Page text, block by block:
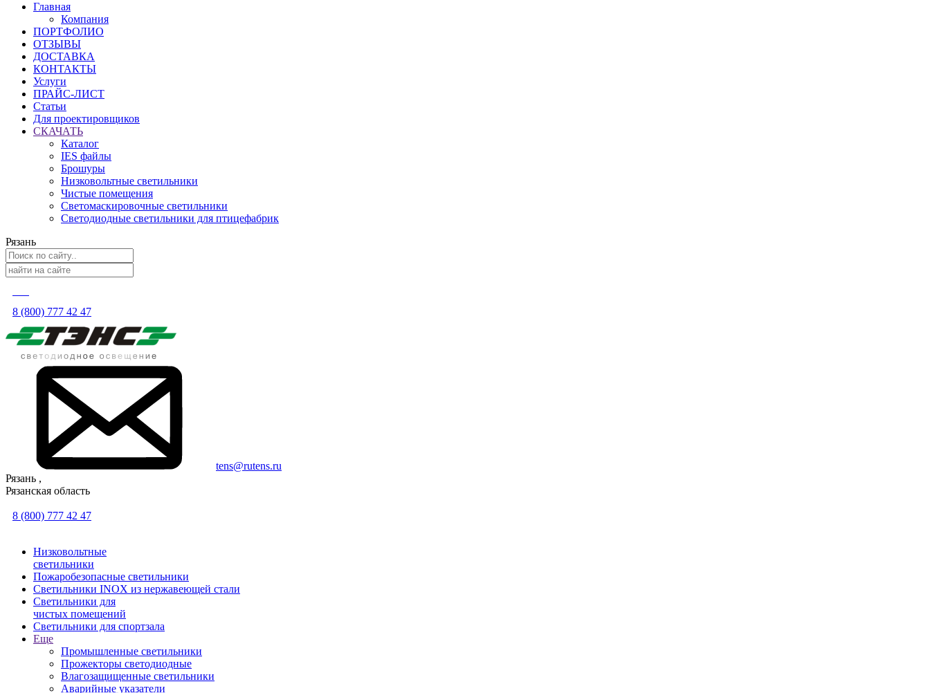
Главная
Компания
ПОРТФОЛИО
ОТЗЫВЫ
ДОСТАВКА
КОНТАКТЫ
Услуги
ПРАЙС-ЛИСТ
Статьи
Для проектировщиков
СКАЧАТЬ
Каталог
IES файлы
Брошуры
Низковольтные светильники
Чистые помещения
Светомаскировочные светильники
Светодиодные светильники для птицефабрик
Рязань
8 (800) 777 42 47
tens@rutens.ru
Рязань ,
Рязанская область
8 (800) 777 42 47
Низковольтные
светильники
Пожаробезопасные светильники
Светильники INOX из нержавеющей стали
Светильники для
чистых помещений
Светильники для спортзала
Еще
Промышленные светильники
Прожекторы светодиодные
Влагозащищенные светильники
Аварийные указатели